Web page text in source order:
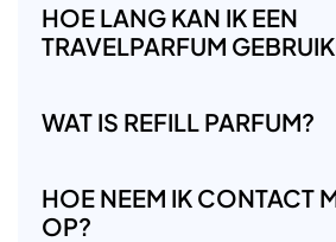
HOE LANG KAN IK EEN
TRAVELPARFUM
WAT IS REFILL PARFUM?
HOE NEEM IK CONTACT
OP?